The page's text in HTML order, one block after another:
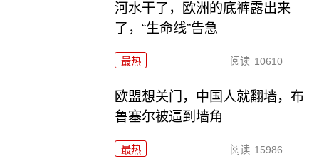
河水干了，欧洲的底裤露出来
了，“生命线”告急
最热 阅读 10610
欧盟想关门，中国人就翻墙，布
鲁塞尔被逼到墙角
最热 阅读 15986